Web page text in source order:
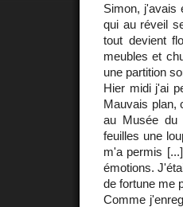
Simon, j'avais
qui au réveil
tout devient
meubles et
une partition
Hier midi j'ai
Mauvais plan,
au Musée du
feuilles une
m'a permis
émotions.
de fortune me
Comme